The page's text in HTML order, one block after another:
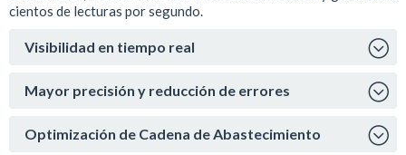
cientos de lecturas por segundo.
Visibilidad en tiempo real
Mayor precisión y reducción de errores
Optimización de Cadena de Abastecimiento